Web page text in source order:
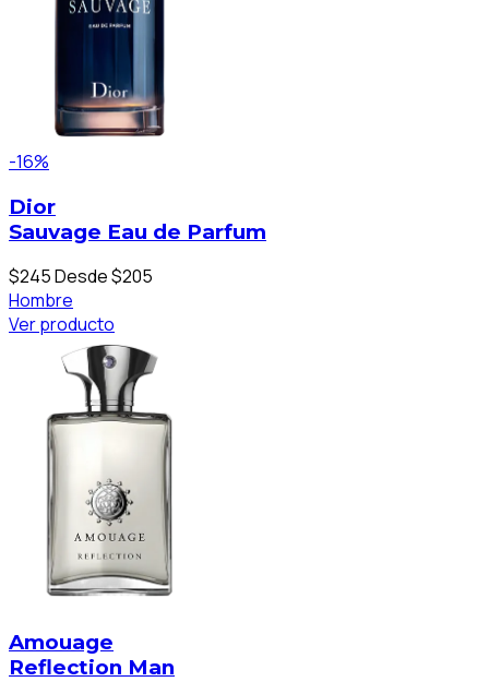
-16%
Dior
Sauvage Eau de Parfum
$245Desde $205
Hombre
Ver producto
Amouage
Reflection Man